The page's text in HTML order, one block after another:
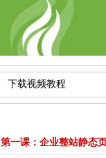
下载视频教程
第一课：企业整站静态